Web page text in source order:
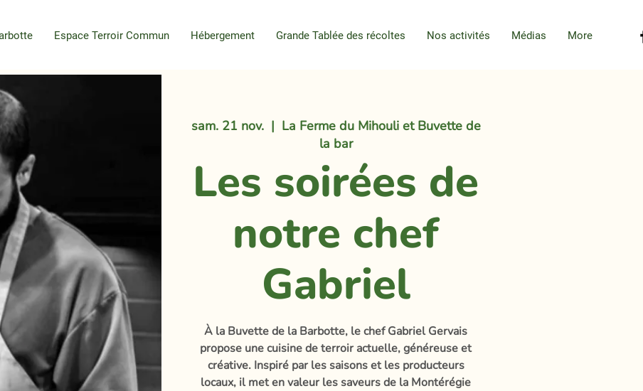
Espace Terroir Commun Hébergement Grande Tablée des récoltes Nos activités Médias More
sam. 21 nov.
  |
La Ferme du Mihouli et Buvette de
la bar
Les soirées de
notre chef
Gabriel
À la Buvette de la Barbotte, le chef Gabriel Gervais
propose une cuisine de terroir actuelle, généreuse et
créative. Inspiré par les saisons et les producteurs
locaux, il met en valeur les saveurs de la Montérégie